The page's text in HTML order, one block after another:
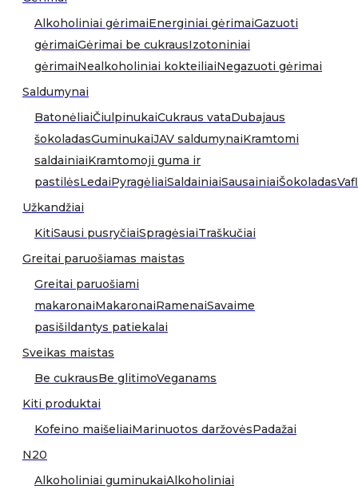
Alkoholiniai gėrimaiEnerginiai gėrimaiGazuoti
gėrimaiGėrimai be cukrausIzotoniniai
gėrimaiNealkoholiniai kokteiliaiNegazuoti gėrimai
Saldumynai
BatonėliaiČiulpinukaiCukraus vataDubajaus
šokoladasGuminukaiJAV saldumynaiKramtomi
saldainiaiKramtomoji guma ir
pastilėsLedaiPyragėliaiSaldainiaiSausainiaiŠokoladas
Užkandžiai
KitiSausi pusryčiaiSpragėsiaiTraškučiai
Greitai paruošiamas maistas
Greitai paruošiami
makaronaiMakaronaiRamenaiSavaime
pasišildantys patiekalai
Sveikas maistas
Be cukrausBe glitimoVeganams
Kiti produktai
Kofeino maišeliaiMarinuotos daržovėsPadažai
N20
Alkoholiniai guminukaiAlkoholiniai